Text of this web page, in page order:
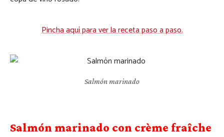
Pincha aquí para ver la receta paso a paso.
Salmón marinado
Salmón marinado con crème fraîche